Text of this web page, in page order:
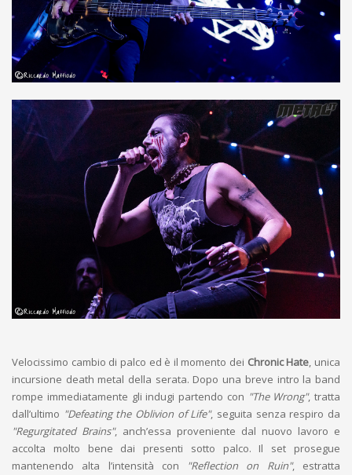
Velocissimo cambio di palco ed è il momento dei Chronic Hate, unica
incursione death metal della serata. Dopo una breve intro la band
rompe immediatamente gli indugi partendo con "The Wrong", tratta
dall’ultimo "Defeating the Oblivion of Life", seguita senza respiro da
"Regurgitated Brains", anch’essa proveniente dal nuovo lavoro e
accolta molto bene dai presenti sotto palco. Il set prosegue
mantenendo alta l’intensità con
"Reflection on Ruin", estratta